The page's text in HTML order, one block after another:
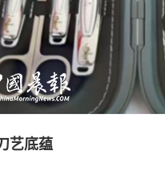
艺底蕴